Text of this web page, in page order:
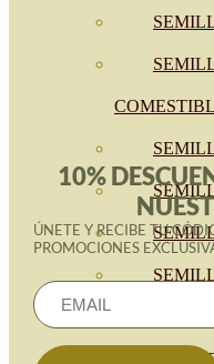
10%
ÚNETE Y RECIBE TU
PROMOCIONES